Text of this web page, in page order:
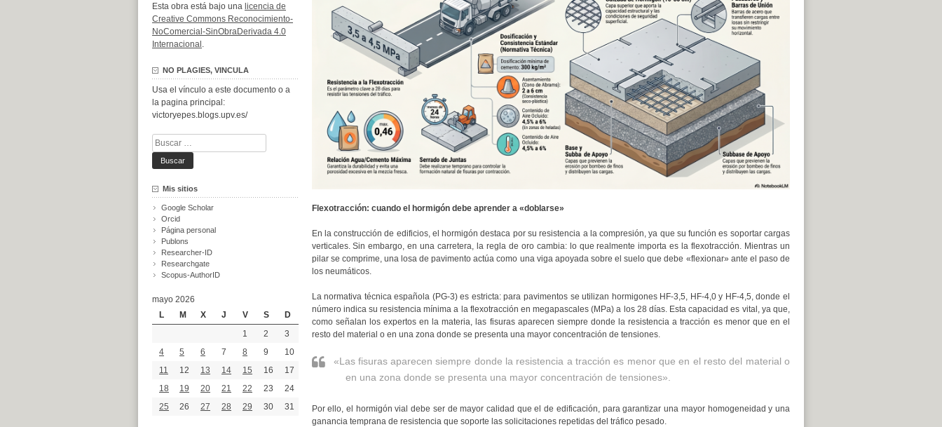
Flexotracción: cuando el hormigón debe aprender a «doblarse»
En la construcción de edificios, el hormigón destaca por su resistencia a la compresión, ya que su función es soportar cargas
verticales. Sin embargo, en una carretera, la regla de oro cambia: lo que realmente importa es la flexotracción. Mientras un
pilar se comprime, una losa de pavimento actúa como una viga apoyada sobre el suelo que debe «flexionar» ante el paso de
los neumáticos.
La normativa técnica española (PG-3) es estricta: para pavimentos se utilizan hormigones HF-3,5, HF-4,0 y HF-4,5, donde el
número indica su resistencia mínima a la flexotracción en megapascales (MPa) a los 28 días. Esta capacidad es vital, ya que,
como señalan los expertos en la materia, las fisuras aparecen siempre donde la resistencia a tracción es menor que en el
resto del material o en una zona donde se presenta una mayor concentración de tensiones.
«Las fisuras aparecen siempre donde la resistencia a tracción es menor que en el resto del material o
en una zona donde se presenta una mayor concentración de tensiones».
Por ello, el hormigón vial debe ser de mayor calidad que el de edificación, para garantizar una mayor homogeneidad y una
ganancia temprana de resistencia que soporte las solicitaciones repetidas del tráfico pesado.
Esta obra está bajo una licencia de
Creative Commons Reconocimiento-
NoComercial-SinObraDerivada 4.0
Internacional .
NO PLAGIES, VINCULA
Usa el vínculo a este documento o a
la pagina principal:
victoryepes.blogs.upv.es/
Buscar:
Mis sitios
Google Scholar
Orcid
Página personal
Publons
Researcher-ID
Researchgate
Scopus-AuthorID
mayo 2026
L
M X J V S
D
1
2
3
4
5 6 7 8 9
10
11
12 13 14 15 16
17
18
19 20 21 22 23
24
25
26 27 28 29 30 31